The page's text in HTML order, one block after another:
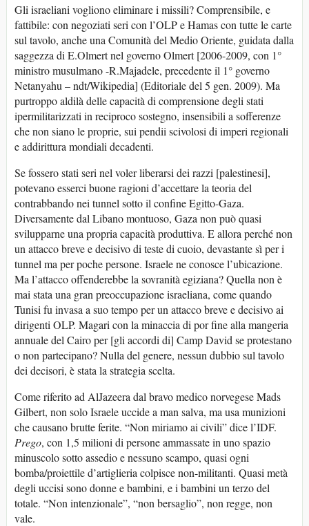
Gli israeliani vogliono eliminare i missili? Comprensibile, e
fattibile: con negoziati seri con l’OLP e Hamas con tutte le carte
sul tavolo, anche una Comunità del Medio Oriente, guidata dalla
saggezza di E.Olmert nel governo Olmert [2006-2009, con 1°
ministro musulmano -R.Majadele, precedente il 1° governo
Netanyahu – ndt/Wikipedia] (Editoriale del 5 gen. 2009). Ma
purtroppo aldilà delle capacità di comprensione degli stati
ipermilitarizzati in reciproco sostegno, insensibili a sofferenze
che non siano le proprie, sui pendii scivolosi di imperi regionali
e addirittura mondiali decadenti.
Se fossero stati seri nel voler liberarsi dei razzi [palestinesi],
potevano esserci buone ragioni d’accettare la teoria del
contrabbando nei tunnel sotto il confine Egitto-Gaza.
Diversamente dal Libano montuoso, Gaza non può quasi
svilupparne una propria capacità produttiva. E allora perché non
un attacco breve e decisivo di teste di cuoio, devastante sì per i
tunnel ma per poche persone. Israele ne conosce l’ubicazione.
Ma l’attacco offenderebbe la sovranità egiziana? Quella non è
mai stata una gran preoccupazione israeliana, come quando
Tunisi fu invasa a suo tempo per un attacco breve e decisivo ai
dirigenti OLP. Magari con la minaccia di por fine alla mangeria
annuale del Cairo per [gli accordi di] Camp David se protestano
o non partecipano? Nulla del genere, nessun dubbio sul tavolo
dei decisori, è stata la strategia scelta.
Come riferito ad AlJazeera dal bravo medico norvegese Mads
Gilbert, non solo Israele uccide a man salva, ma usa munizioni
che causano brutte ferite. “Non miriamo ai civili” dice l’IDF.
Prego, con 1,5 milioni di persone ammassate in uno spazio
minuscolo sotto assedio e nessuno scampo, quasi ogni
bomba/proiettile d’artiglieria colpisce non-militanti. Quasi metà
degli uccisi sono donne e bambini, e i bambini un terzo del
totale. “Non intenzionale”, “non bersaglio”, non regge, non
vale.